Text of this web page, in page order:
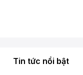
Tin tức nổi bật